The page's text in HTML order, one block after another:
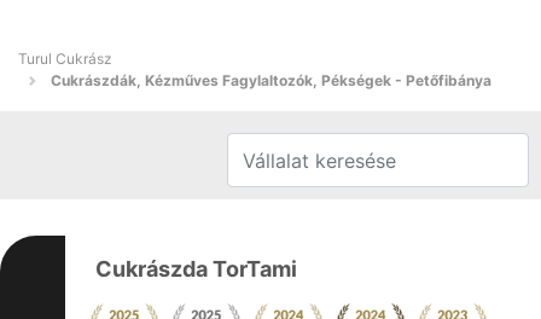
Turul Cukrász
Cukrászdák, Kézműves Fagylaltozók, Pékségek - Petőfibánya
Cukrászda TorTami